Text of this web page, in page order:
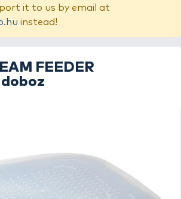
it to us by email at
instead!
FEEDER